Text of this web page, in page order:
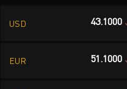
USD 43.1000
EUR 51.1000